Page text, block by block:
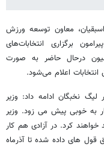
معاون توسعه ورزش
برگزاری انتخابات‌های
درحال حاضر به صورت
اعلام می‌شود.
لیگ نخبگان ادامه داد: وزیر
به خوبی پیش می زود. وزیر
کرد. در آزادی هم کار
های داده شده تا آذرماه